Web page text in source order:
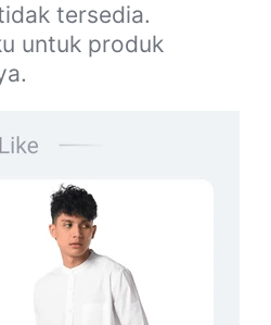
tersedia.
untuk produk